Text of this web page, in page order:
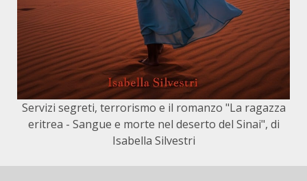
Servizi segreti, terrorismo e il romanzo "La ragazza
eritrea - Sangue e morte nel deserto del Sinai", di
Isabella Silvestri